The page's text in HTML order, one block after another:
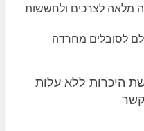
מלאה לצרכים ולחששות
לסובלים מחרדה
היכרות ללא עלות
קשר